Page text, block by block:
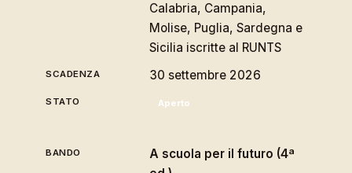
Calabria, Campania,
Molise, Puglia, Sardegna e
Sicilia iscritte al RUNTS
30 settembre 2026
Aperto
A scuola per il futuro (4ª